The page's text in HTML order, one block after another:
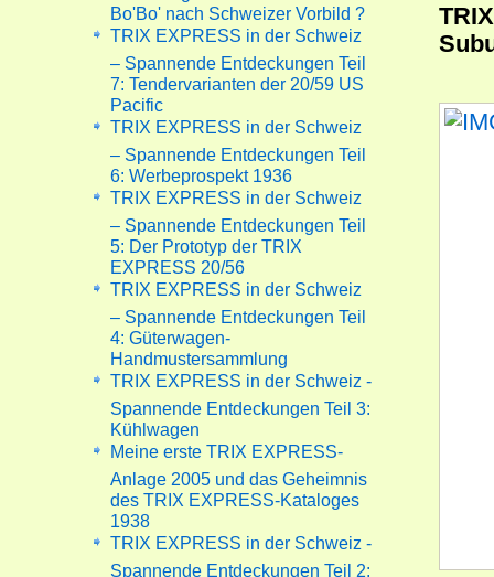
Bo'Bo' nach Schweizer Vorbild ?
TRIX EXPRESS in der Schweiz
– Spannende Entdeckungen Teil
7: Tendervarianten der 20/59 US
Pacific
TRIX EXPRESS in der Schweiz
– Spannende Entdeckungen Teil
6: Werbeprospekt 1936
TRIX EXPRESS in der Schweiz
– Spannende Entdeckungen Teil
5: Der Prototyp der TRIX
EXPRESS 20/56
TRIX EXPRESS in der Schweiz
– Spannende Entdeckungen Teil
4: Güterwagen-
Handmustersammlung
TRIX EXPRESS in der Schweiz -
Spannende Entdeckungen Teil 3:
Kühlwagen
Meine erste TRIX EXPRESS-
Anlage 2005 und das Geheimnis
des TRIX EXPRESS-Kataloges
1938
TRIX EXPRESS in der Schweiz -
Spannende Entdeckungen Teil 2: